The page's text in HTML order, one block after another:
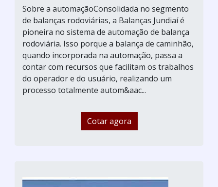
Sobre a automaçãoConsolidada no segmento
de balanças rodoviárias, a Balanças Jundiaí é
pioneira no sistema de automação de balança
rodoviária. Isso porque a balança de caminhão,
quando incorporada na automação, passa a
contar com recursos que facilitam os trabalhos
do operador e do usuário, realizando um
processo totalmente autom&aac...
Cotar agora